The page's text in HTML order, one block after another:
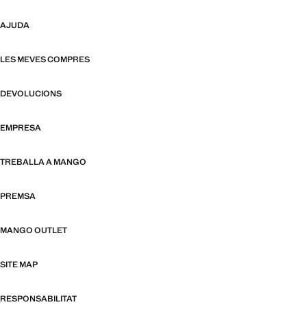
AJUDA
LES MEVES COMPRES
DEVOLUCIONS
EMPRESA
TREBALLA A MANGO
PREMSA
MANGO OUTLET
SITE MAP
RESPONSABILITAT